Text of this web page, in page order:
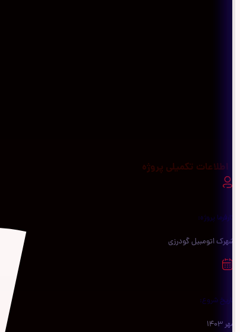
اطلاعات تکمیلی پروژه
کارفرما پروژه:
شهرک اتومبیل گودرزی
تاریخ شروع:
مهر 1403